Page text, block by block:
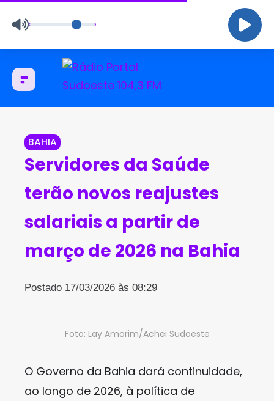
BAHIA
Servidores da Saúde
terão novos reajustes
salariais a partir de
março de 2026 na Bahia
Postado 17/03/2026 às 08:29
Foto: Lay Amorim/Achei Sudoeste
O Governo da Bahia dará continuidade,
ao longo de 2026, à política de